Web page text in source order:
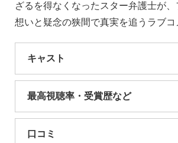
ざるを得なくなったスター弁護士が
想いと疑念の狭間で真実を追うラブコ
キャスト
最高視聴率・受賞歴など
口コミ